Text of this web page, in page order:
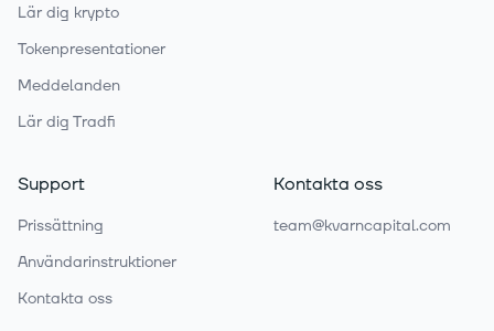
Lär dig krypto
Tokenpresentationer
Meddelanden
Lär dig Tradfi
Support
Prissättning
Användarinstruktioner
Kontakta oss
Kontakta oss
team@kvarncapital.com